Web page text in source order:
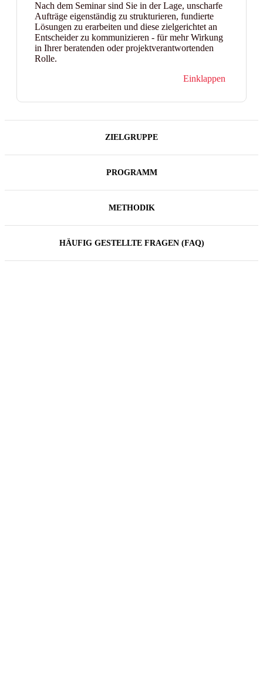
Nach dem Seminar sind Sie in der Lage, unscharfe
Aufträge eigenständig zu strukturieren, fundierte
Lösungen zu erarbeiten und diese zielgerichtet an
Entscheider zu kommunizieren - für mehr Wirkung
in Ihrer beratenden oder projektverantwortenden
Rolle.
Einklappen
ZIELGRUPPE
PROGRAMM
METHODIK
HÄUFIG GESTELLTE FRAGEN (FAQ)